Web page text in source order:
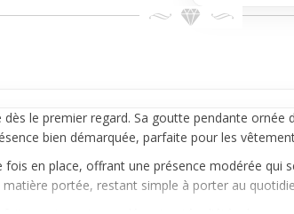
le premier regard. Sa goutte pendante
bien démarquée, parfaite pour les
fois en place, offrant une présence modérée
portée, restant simple à porter au